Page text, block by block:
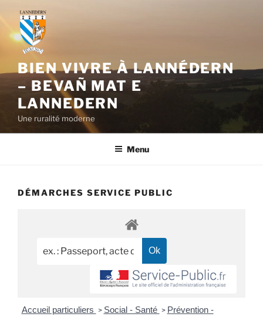
contenu
principal
BIEN VIVRE À LANNÉDERN
– BEVAÑ MAT E
LANNEDERN
Une ruralité moderne
Menu
DÉMARCHES SERVICE PUBLIC
Accueil particuliers > Social - Santé > Prévention -